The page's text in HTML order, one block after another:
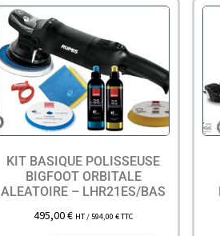
KIT BASIQUE POLISSEUSE
BIGFOOT ORBITALE
ALEATOIRE – LHR21ES/BAS
495,00€ HT /594,00 €TTC